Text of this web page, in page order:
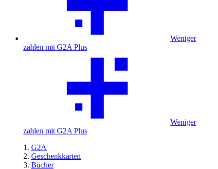
Weniger
zahlen mit G2A Plus
Weniger
zahlen mit G2A Plus
G2A
Geschenkkarten
Bücher